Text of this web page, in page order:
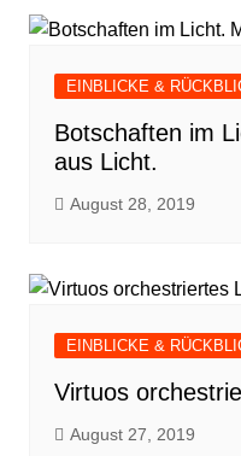
EINBLICKE &
Botschaften im
aus Licht.
August 28, 2019
EINBLICKE &
Virtuos
August 27, 2019